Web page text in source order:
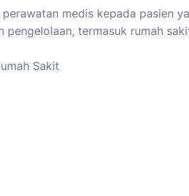
medis kepada pasien
termasuk rumah
Sakit